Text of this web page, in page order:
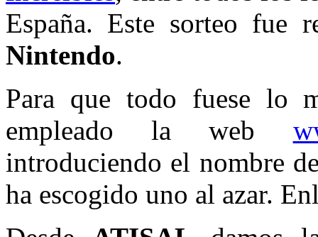
España. Este sorteo fue
Nintendo.
Para que todo fuese lo
empleado la web
introduciendo el nombre
ha escogido uno al azar.